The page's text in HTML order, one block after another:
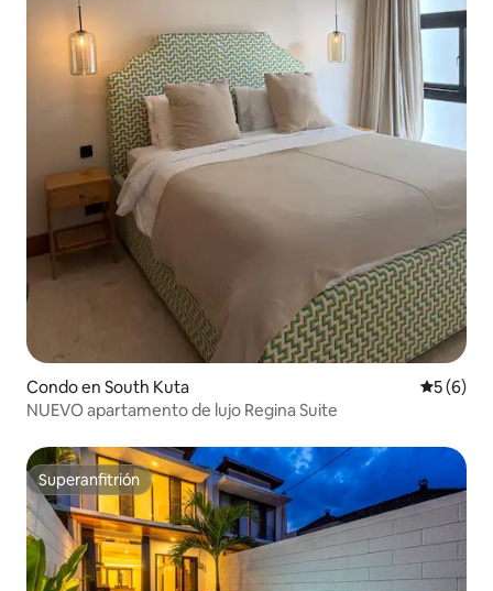
Condo en South Kuta
5 (6)
NUEVO apartamento de lujo Regina Suite
Superanfitrión
Superanfitrión